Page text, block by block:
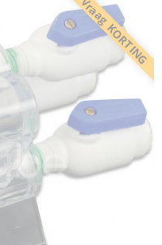
Vraag KORTING